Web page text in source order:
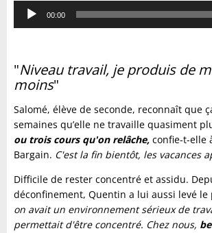
Lecteur
audio
00:00
"Niveau travail, je produis de
moins"
Salomé, élève de seconde, reconnaît que
semaines qu’elle ne travaille quasiment
ou trois cours qu'on relâche, confie-t-elle
Bargain. C'est la fin bientôt, les vacances
Difficile de rester concentré et assidu.
déconfinement, Quentin a lui aussi levé le
on avait un environnement sérieux de
permettait d'être concentré. Chez nous,